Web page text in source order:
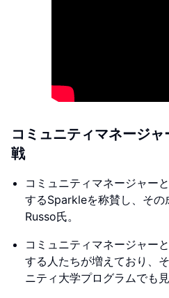
コミュニティマネージ
戦
コミュニティマネージャー
するSparkleを称賛し、そ
Russo氏。
コミュニティマネージャー
する人たちが増えており、
ニティ大学プログラムでも見